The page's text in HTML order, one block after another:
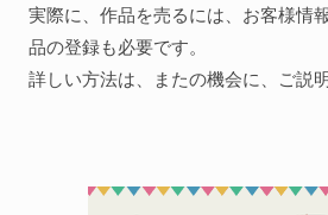
実際に、作品を売るには、お客様情
品の登録も必要です。
詳しい方法は、またの機会に、ご説明